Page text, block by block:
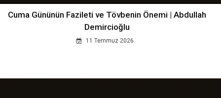
Cuma Gününün Fazileti ve Tövbenin Önemi | Abdullah
Demircioğlu
11 Temmuz 2026